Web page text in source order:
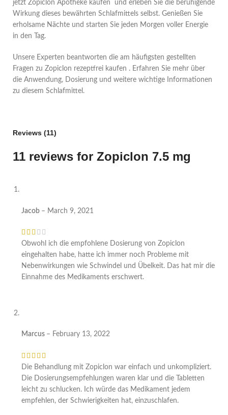
jetzt Zopiclon Apotheke kaufen und erleben Sie die beruhigende
Wirkung dieses bewährten Schlafmittels selbst. Genießen Sie
erholsame Nächte und starten Sie jeden Morgen voller Energie
in den Tag.
Unsere Experten beantworten die am häufigsten gestellten
Fragen zu Zopiclon rezeptfrei kaufen . Erfahren Sie mehr über
die Anwendung, Dosierung und weitere wichtige Informationen
zu diesem Schlafmittel.
Reviews (11)
11 reviews for Zopiclon 7.5 mg
Jacob – March 9, 2021
Obwohl ich die empfohlene Dosierung von Zopiclon
eingehalten habe, hatte ich immer noch Probleme mit
Nebenwirkungen wie Schwindel und Übelkeit. Das hat mir die
Einnahme des Medikaments erschwert.
Marcus – February 13, 2022
Die Behandlung mit Zopiclon war einfach und unkompliziert.
Die Dosierungsempfehlungen waren klar und die Tabletten
leicht zu schlucken. Ich würde das Medikament jedem
empfehlen, der Schwierigkeiten hat, einzuschlafen.